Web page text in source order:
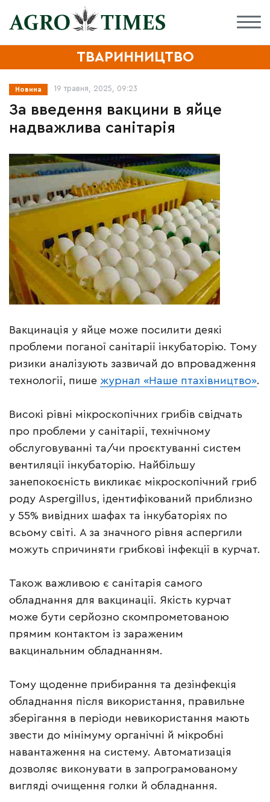
ТВАРИННИЦТВО
Новина 19 травня, 2025, 09:23
За введення вакцини в яйце
надважлива санітарія
Вакцинація у яйце може посилити деякі
проблеми поганої санітарії інкубаторію. Тому
ризики аналізують зазвичай до впровадження
технології, пише журнал «Наше птахівництво».
Високі рівні мікроскопічних грибів свідчать
про проблеми у санітарії, технічному
обслуговуванні та/чи проєктуванні систем
вентиляції інкубаторію. Найбільшу
занепокоєність викликає мікроскопічний гриб
роду Aspergillus, ідентифікований приблизно
у 55% вивідних шафах та інкубаторіях по
всьому світі. А за значного рівня аспергили
можуть спричиняти грибкові інфекції в курчат.
Також важливою є санітарія самого
обладнання для вакцинації. Якість курчат
може бути серйозно скомпрометованою
прямим контактом із зараженим
вакцинальним обладнанням.
Тому щоденне прибирання та дезінфекція
обладнання після використання, правильне
зберігання в періоди невикористання мають
звести до мінімуму органічні й мікробні
навантаження на систему. Автоматизація
дозволяє виконувати в запрограмованому
вигляді очищення голки й обладнання.